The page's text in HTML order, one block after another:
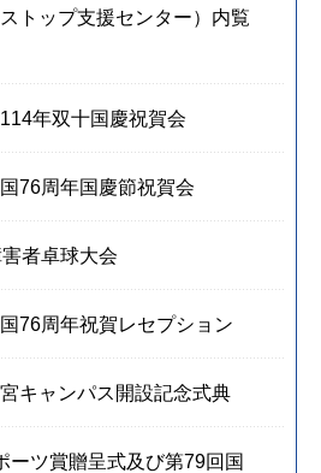
トップ支援センター）内覧
年双十国慶祝賀会
76周年国慶節祝賀会
者卓球大会
76周年祝賀レセプション
キャンパス開設記念式典
ーツ賞贈呈式及び第79回国